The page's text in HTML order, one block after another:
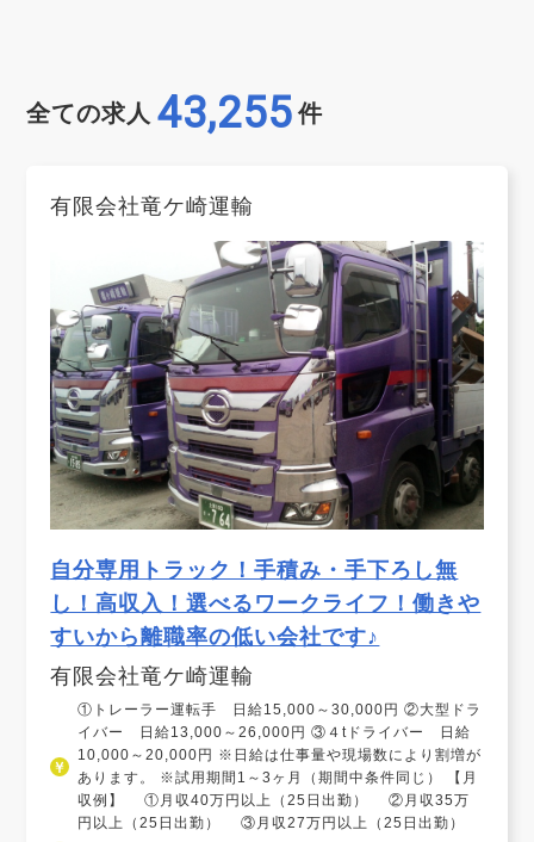
全ての求人 43,255 件
有限会社竜ケ崎運輸
自分専用トラック！手積み・手下ろし無
し！高収入！選べるワークライフ！働きや
すいから離職率の低い会社です♪
有限会社竜ケ崎運輸
①トレーラー運転手 日給15,000～30,000円 ②大型ドラ
イバー 日給13,000～26,000円 ③４tドライバー 日給
10,000～20,000円 ※日給は仕事量や現場数により割増が
あります。 ※試用期間1～3ヶ月（期間中条件同じ） 【月
収例】 ①月収40万円以上（25日出勤） ②月収35万
円以上（25日出勤） ③月収27万円以上（25日出勤）